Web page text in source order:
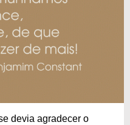
devia agradecer o